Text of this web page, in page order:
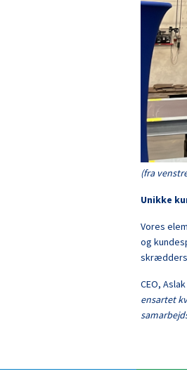
(fra
Unikke
Vores
og
CEO,
ensartet